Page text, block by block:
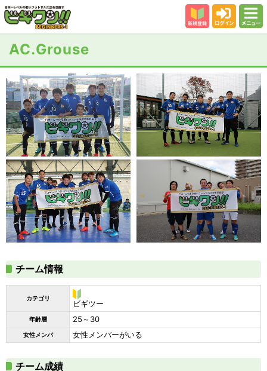
カテゴリー
会場
大会結果
スタッフ紹介
よくある質問
参加者の声
AC.Grouse
チーム情報
カテゴリ
ビ
ギ
ツ
ー
ビギツー
年齢層 25～30
女性メンバ 女性メンバーがいる
チーム成績